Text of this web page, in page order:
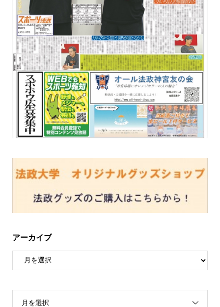
アーカイブ
月を選択